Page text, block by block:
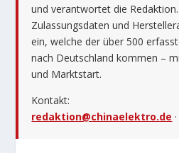
und verantwortet die
Zulassungsdaten und
ein, welche der über 500
nach Deutschland kommen –
und Marktstart.
Kontakt:
redaktion@chinaelektro.de ·